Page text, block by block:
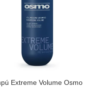
Extreme Volume Osmo